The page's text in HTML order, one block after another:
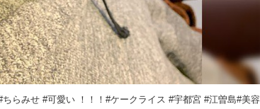
らみせ #可愛い ！！！#ケークライス #宇都宮 #江曽島#美容